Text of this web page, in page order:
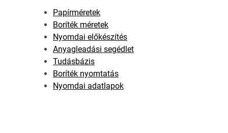
Papírméretek
Boríték méretek
Nyomdai előkészítés
Anyagleadási segédlet
Tudásbázis
Boríték nyomtatás
Nyomdai adatlapok